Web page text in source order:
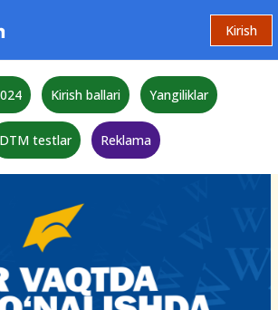
Kirish
Kirish ballari Yangiliklar
DTM testlar Reklama